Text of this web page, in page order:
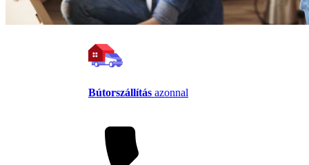
Bútorszállítás azonnal